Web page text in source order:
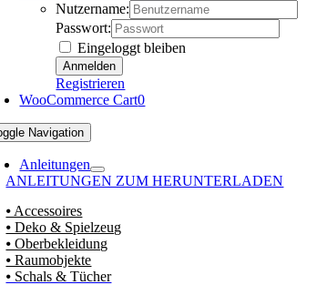
Nutzername:
Passwort:
Eingeloggt bleiben
Registrieren
WooCommerce Cart0
Navigation
Anleitungen
ANLEITUNGEN ZUM HERUNTERLADEN
⦁ Accessoires
⦁ Deko & Spielzeug
⦁ Oberbekleidung
⦁ Raumobjekte
⦁ Schals & Tücher